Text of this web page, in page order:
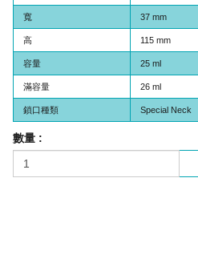
寬 37 mm
高 115 mm
容量 25 ml
滿容量 26 ml
鎖口種類 Special Neck
數量 :